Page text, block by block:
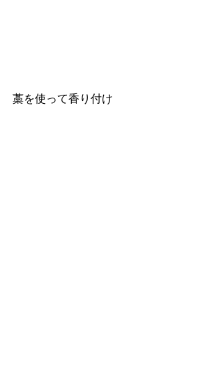
藁を使って香り付け